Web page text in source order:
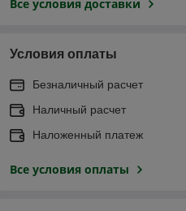
Все условия доставки
Условия оплаты
Безналичный расчет
Наличный расчет
Наложенный платеж
Все условия оплаты